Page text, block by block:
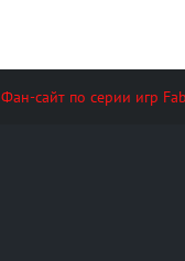
Фан-сайт по серии игр